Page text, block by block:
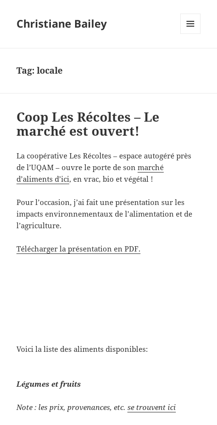
Christiane Bailey
Tag:locale
Coop Les Récoltes – Le
marché est ouvert!
La coopérative Les Récoltes – espace autogéré près
de l’UQAM – ouvre le porte de sonmarché
d’aliments d’ici, en vrac, bio et végétal !
Pour l’occasion, j’ai fait une présentation sur les
impacts environnementaux de l’alimentation et de
l’agriculture.
Télécharger la présentation en PDF.
Voici la liste des aliments disponibles:
Légumes et fruits
Note : les prix, provenances, etc.se trouvent ici